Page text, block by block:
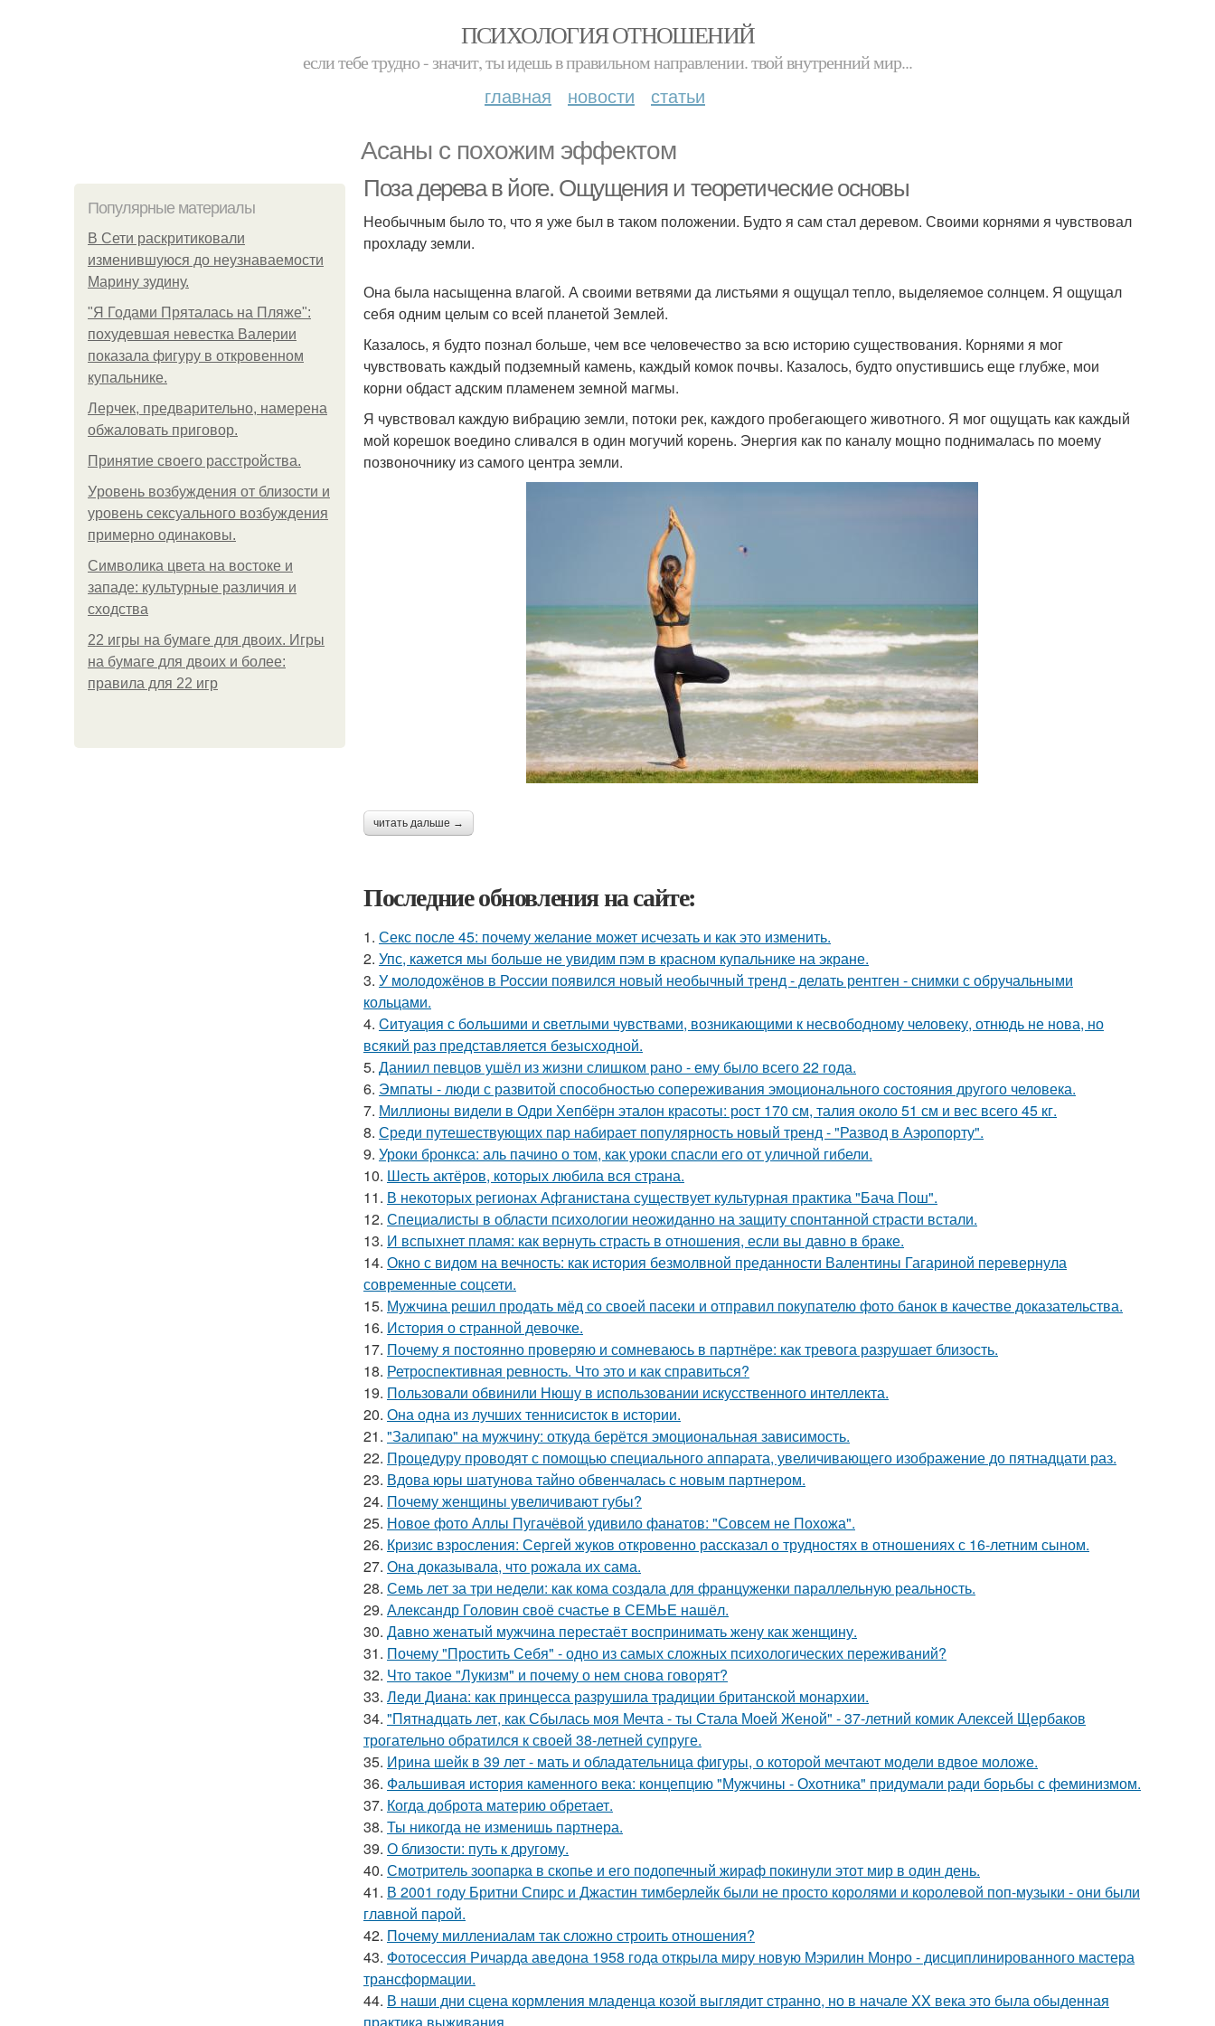
ПСИХОЛОГИЯ ОТНОШЕНИЙ
если тебе трудно - значит, ты идешь в правильном направлении. твой внутренний мир...
главная новости статьи
Асаны с похожим эффектом
Популярные материалы
В Сети раскритиковали
изменившуюся до неузнаваемости
Марину зудину.
"Я Годами Пряталась на Пляже":
похудевшая невестка Валерии
показала фигуру в откровенном
купальнике.
Лерчек, предварительно, намерена
обжаловать приговор.
Принятие своего расстройства.
Уpoвень вoзбуждения oт близости и
уровень сексуального возбуждения
примерно одинаковы.
Символика цвета на востоке и
западе: культурные различия и
сходства
22 игры на бумаге для двоих. Игры
на бумаге для двоих и более:
правила для 22 игр
Поза дерева в йоге. Ощущения и теоретические основы
Необычным было то, что я уже был в таком положении. Будто я сам стал деревом. Своими корнями я чувствовал
прохладу земли.
Она была насыщенна влагой. А своими ветвями да листьями я ощущал тепло, выделяемое солнцем. Я ощущал
себя одним целым со всей планетой Землей.
Казалось, я будто познал больше, чем все человечество за всю историю существования. Корнями я мог
чувствовать каждый подземный камень, каждый комок почвы. Казалось, будто опустившись еще глубже, мои
корни обдаст адским пламенем земной магмы.
Я чувствовал каждую вибрацию земли, потоки рек, каждого пробегающего животного. Я мог ощущать как каждый
мой корешок воедино сливался в один могучий корень. Энергия как по каналу мощно поднималась по моему
позвоночнику из самого центра земли.
читать дальше →
Последние обновления на сайте:
1. Секс после 45: почему желание может исчезать и как это изменить.
2. Упс, кажется мы больше не увидим пэм в красном купальнике на экране.
3. У молодожёнов в России появился новый необычный тренд - делать рентген - снимки с обручальными
кольцами.
4. Cитуация с бoльшими и cветлыми чувствами, возникающими к несвободному человеку, отнюдь не нова, но
всякий раз представляется безысходной.
5. Даниил певцов ушёл из жизни слишком рано - ему было всего 22 года.
6. Эмпаты - люди с развитой способностью сопереживания эмоционального состояния другого человека.
7. Миллионы видели в Одри Хепбёрн эталон красоты: рост 170 см, талия около 51 см и вес всего 45 кг.
8. Среди путешествующих пар набирает популярность новый тренд - "Развод в Аэропорту".
9. Уроки бронкса: аль пачино о том, как уроки спасли его от уличной гибели.
10. Шесть актёров, которых любила вся страна.
11. В некоторых регионах Афганистана существует культурная практика "Бача Пош".
12. Специалисты в области психологии неожиданно на защиту спонтанной страсти встали.
13. И вспыхнет пламя: как вернуть страсть в отношения, если вы давно в браке.
14. Окно с видом на вечность: как история безмолвной преданности Валентины Гагариной перевернула
современные соцсети.
15. Мужчина решил продать мёд со своей пасеки и отправил покупателю фото банок в качестве доказательства.
16. История о странной девочке.
17. Почему я постоянно проверяю и сомневаюсь в партнёре: как тревога разрушает близость.
18. Ретроспективная ревность. Что это и как справиться?
19. Пользовали обвинили Нюшу в использовании искусственного интеллекта.
20. Она одна из лучших теннисисток в истории.
21. "Залипаю" на мужчину: откуда берётся эмоциональная зависимость.
22. Процедуру проводят с помощью специального аппарата, увеличивающего изображение до пятнадцати раз.
23. Вдова юры шатунова тайно обвенчалась с новым партнером.
24. Почему женщины увеличивают губы?
25. Новое фото Аллы Пугачёвой удивило фанатов: "Совсем не Похожа".
26. Кризис взросления: Сергей жуков откровенно рассказал о трудностях в отношениях с 16-летним сыном.
27. Она доказывала, что рожала их сама.
28. Семь лет за три недели: как кома создала для француженки параллельную реальность.
29. Александр Головин своё счастье в СЕМЬЕ нашёл.
30. Давно женатый мужчина перестаёт воспринимать жену как женщину.
31. Почему "Простить Себя" - одно из самых сложных психологических переживаний?
32. Что такое "Лукизм" и почему о нем снова говорят?
33. Леди Диана: как принцесса разрушила традиции британской монархии.
34. "Пятнадцать лет, как Сбылась моя Мечта - ты Стала Моей Женой" - 37-летний комик Алексей Щербаков
трогательно обратился к своей 38-летней супруге.
35. Ирина шейк в 39 лет - мать и обладательница фигуры, о которой мечтают модели вдвое моложе.
36. Фальшивая история каменного века: концепцию "Мужчины - Охотника" придумали ради борьбы с феминизмом.
37. Когда доброта материю обретает.
38. Ты никогда не изменишь партнера.
39. О близости: путь к другому.
40. Смотритель зоопарка в скопье и его подопечный жираф покинули этот мир в один день.
41. В 2001 году Бритни Спирс и Джастин тимберлейк были не просто королями и королевой поп-музыки - они были
главной парой.
42. Почему миллениалам так сложно строить отношения?
43. Фотосессия Ричарда аведона 1958 года открыла миру новую Мэрилин Монро - дисциплинированного мастера
трансформации.
44. В наши дни сцена кормления младенца козой выглядит странно, но в начале XX века это была обыденная